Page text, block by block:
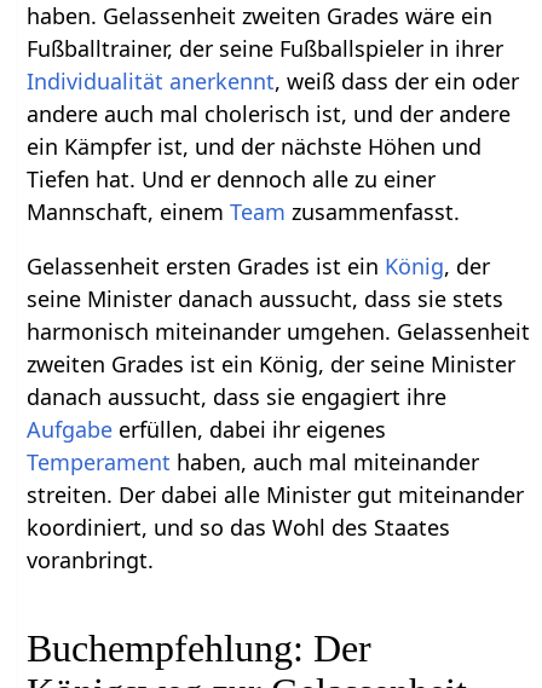
haben. Gelassenheit zweiten Grades wäre ein
Fußballtrainer, der seine Fußballspieler in ihrer
Individualität anerkennt, weiß dass der ein oder
andere auch mal cholerisch ist, und der andere
ein Kämpfer ist, und der nächste Höhen und
Tiefen hat. Und er dennoch alle zu einer
Mannschaft, einemTeam zusammenfasst.
Gelassenheit ersten Grades ist ein König, der
seine Minister danach aussucht, dass sie stets
harmonisch miteinander umgehen. Gelassenheit
zweiten Grades ist ein König, der seine Minister
danach aussucht, dass sie engagiert ihre
Aufgabe erfüllen, dabei ihr eigenes
Temperament haben, auch mal miteinander
streiten. Der dabei alle Minister gut miteinander
koordiniert, und so das Wohl des Staates
voranbringt.
Buchempfehlung: Der